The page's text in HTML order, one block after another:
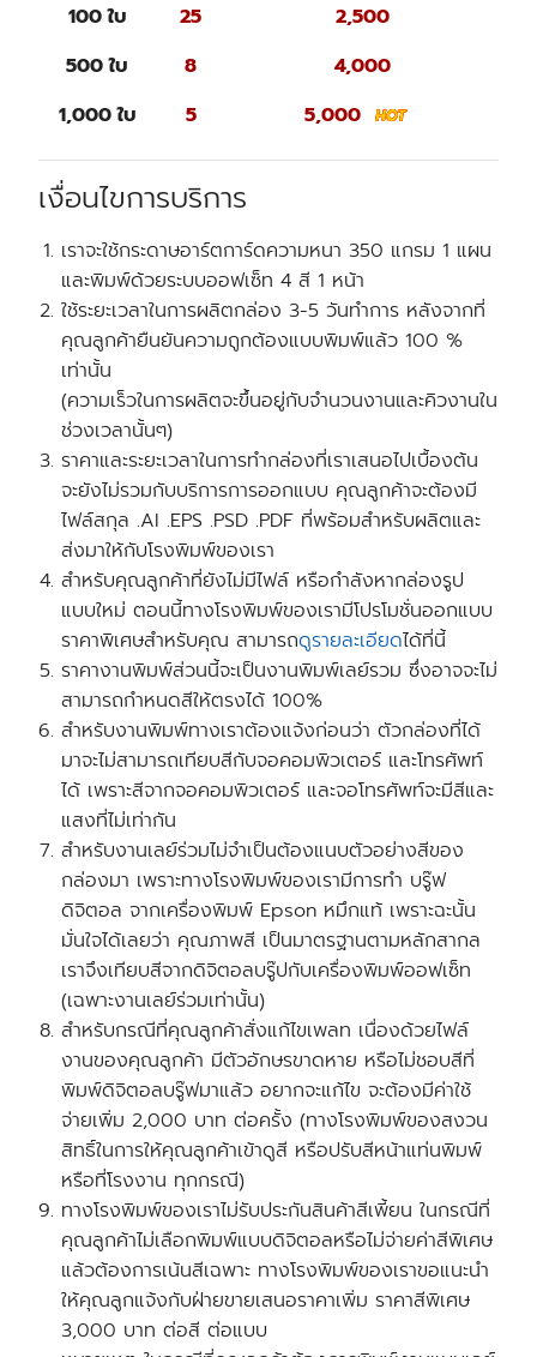
100 ใบ 25
2,500
500 ใบ
8
4,000
1,000 ใบ
5 5,000
เงื่อนไขการบริการ
เราจะใช้กระดาษอาร์ตการ์ดความหนา 350 แกรม 1 แผน
และพิมพ์ด้วยระบบออฟเซ็ท 4 สี 1 หน้า
ใช้ระยะเวลาในการผลิตกล่อง 3-5 วันทำการ หลังจากที่
คุณลูกค้ายืนยันความถูกต้องแบบพิมพ์แล้ว 100 %
เท่านั้น
(ความเร็วในการผลิตจะขึ้นอยู่กับจำนวนงานและคิวงานใน
ช่วงเวลานั้นๆ)
ราคาและระยะเวลาในการทำกล่องที่เราเสนอไปเบื้องต้น
จะยังไม่รวมกับบริการการออกแบบ คุณลูกค้าจะต้องมี
ไฟล์สกุล .AI .EPS .PSD .PDF ที่พร้อมสำหรับผลิตและ
ส่งมาให้กับโรงพิมพ์ของเรา
สำหรับคุณลูกค้าที่ยังไม่มีไฟล์ หรือกำลังหากล่องรูป
แบบใหม่ ตอนนี้ทางโรงพิมพ์ของเรามีโปรโมชั่นออกแบบ
ราคาพิเศษสำหรับคุณ สามารถดูรายละเอียดได้ที่นี้
ราคางานพิมพ์ส่วนนี้จะเป็นงานพิมพ์เลย์รวม ซึ่งอาจจะไม่
สามารถกำหนดสีให้ตรงได้ 100%
สำหรับงานพิมพ์ทางเราต้องแจ้งก่อนว่า ตัวกล่องที่ได้
มาจะไม่สามารถเทียบสีกับจอคอมพิวเตอร์ และโทรศัพท์
ได้ เพราะสีจากจอคอมพิวเตอร์ และจอโทรศัพท์จะมีสีและ
แสงที่ไม่เท่ากัน
สำหรับงานเลย์ร่วมไม่จำเป็นต้องแนบตัวอย่างสีของ
กล่องมา เพราะทางโรงพิมพ์ของเรามีการทำ บรู๊ฟ
ดิจิตอล จากเครื่องพิมพ์ Epson หมึกแท้ เพราะฉะนั้น
มั่นใจได้เลยว่า คุณภาพสี เป็นมาตรฐานตามหลักสากล
เราจึงเทียบสีจากดิจิตอลบรู๊ปกับเครื่องพิมพ์ออฟเซ็ท
(เฉพาะงานเลย์ร่วมเท่านั้น)
สำหรับกรณีที่คุณลูกค้าสั่งแก้ไขเพลท เนื่องด้วยไฟล์
งานของคุณลูกค้า มีตัวอักษรขาดหาย หรือไม่ชอบสีที่
พิมพ์ดิจิตอลบรู๊ฟมาแล้ว อยากจะแก้ไข จะต้องมีค่าใช้
จ่ายเพิ่ม 2,000 บาท ต่อครั้ง(ทางโรงพิมพ์ของสงวน
สิทธิ์ในการให้คุณลูกค้าเข้าดูสี หรือปรับสีหน้าแท่นพิมพ์
หรือที่โรงงาน ทุกกรณี)
ทางโรงพิมพ์ของเราไม่รับประกันสินค้าสีเพี้ยน ในกรณีที่
คุณลูกค้าไม่เลือกพิมพ์แบบดิจิตอลหรือไม่จ่ายค่าสีพิเศษ
แล้วต้องการเน้นสีเฉพาะ ทางโรงพิมพ์ของเราขอแนะนำ
ให้คุณลูกแจ้งกับฝ่ายขายเสนอราคาเพิ่ม ราคาสีพิเศษ
3,000 บาท ต่อสี ต่อแบบ